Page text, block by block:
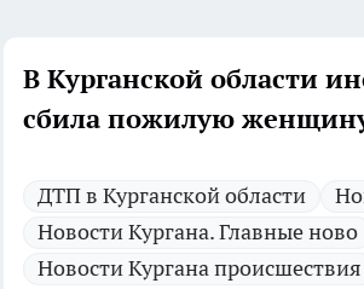
В Курганской области
сбила пожилую
ДТП в Курганской области
Новости Кургана. Главные ново
Новости Кургана происшествия